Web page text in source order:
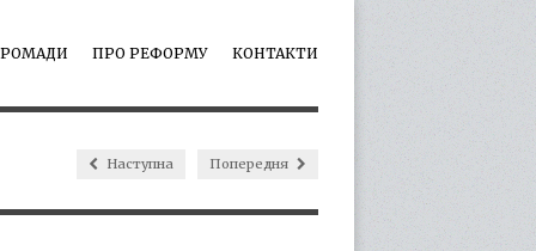
ПРО РЕФОРМУ КОНТАКТИ
Наступна Попередня